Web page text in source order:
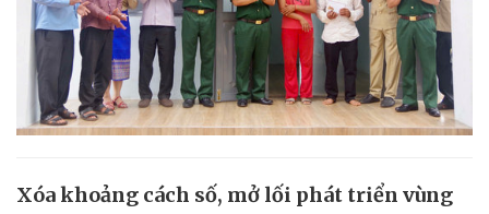
Xóa khoảng cách số, mở lối phát triển vùng